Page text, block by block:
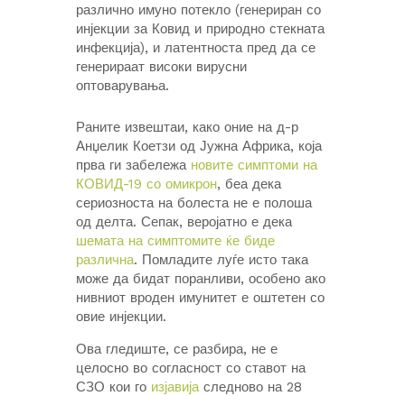
различно имуно потекло (генериран со
инјекции за Ковид и природно стекната
инфекција), и латентноста пред да се
генерираат високи вирусни
оптоварувања.
Раните извештаи, како оние на д-р
Анџелик Коетзи од Јужна Африка, која
прва ги забележа новите симптоми на
КОВИД-19 со омикрон, беа дека
сериозноста на болеста не е полоша
од делта. Сепак, веројатно е дека
шемата на симптомите ќе биде
различна. Помладите луѓе исто така
може да бидат поранливи, особено ако
нивниот вроден имунитет е оштетен со
овие инјекции.
Ова гледиште, се разбира, не е
целосно во согласност со ставот на
СЗО кои го изјавија следново на 28